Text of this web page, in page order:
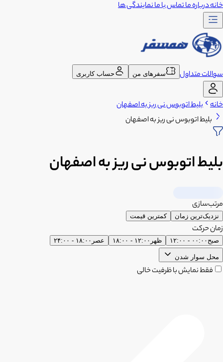
خانهدرباره ماتماس با مانمایندگی ها
سوالات متداول سفرهای من حساب کاربری
خانه بلیط اتوبوس نی ریز به اصفهان
بلیط اتوبوس نی ریز به اصفهان
بلیط اتوبوس نی ریز به اصفهان
مرتب‌سازی
نزدیک‌ترین زمان کمترین قیمت
زمان حرکت
صبح ۰۰:۰۰ - ۱۲:۰۰ ظهر ۱۲:۰۰ - ۱۸:۰۰ عصر ۱۸:۰۰ - ۲۴:۰۰
محل سوار شدن
فقط نمایش با ظرفیت خالی